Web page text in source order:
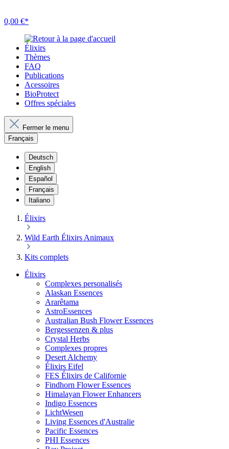
0,00 €*
Élixirs
Thèmes
FAQ
Publications
Acessoires
BioProtect
Offres spéciales
Fermer le menu
Français
Deutsch
English
Español
Français
Italiano
Élixirs
Wild Earth Élixirs Animaux
Kits complets
Élixirs
Complexes personalisés
Alaskan Essences
Ararêtama
AstroEssences
Australian Bush Flower Essences
Bergessenzen & plus
Crystal Herbs
Complexes propres
Desert Alchemy
Élixirs Eifel
FES Élixirs de Californie
Findhorn Flower Essences
Himalayan Flower Enhancers
Indigo Essences
LichtWesen
Living Essences d'Australie
Pacific Essences
PHI Essences